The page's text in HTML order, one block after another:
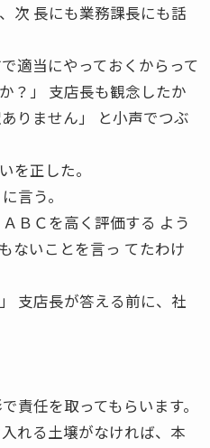
次 長にも業務課長にも話
適当にやっておくからって
？」 支店長も観念したか
りません」 と小声でつぶ
を正した。
言う。
ＢＣを高く評価する よう
ないことを言っ てたわけ
支店長が答える前に、社
責任を取ってもらいます。
れる土壌がなければ、本